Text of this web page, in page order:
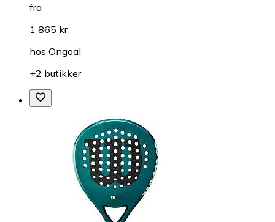
fra
1 865 kr
hos Ongoal
+2 butikker